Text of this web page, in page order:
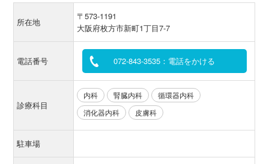
所在地
〒573-1191
大阪府枚方市新町1丁目7-7
電話番号 072-843-3535：電話をかける
診療科目
内科 腎臓内科
循環器内科
消化器内科
皮膚科
駐車場